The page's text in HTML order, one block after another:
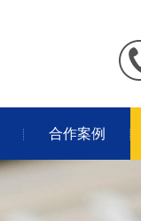
合作案例